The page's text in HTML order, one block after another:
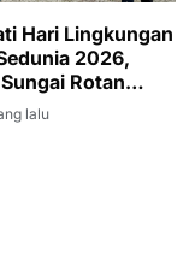
Hari Lingkungan
2026,
Rotan
Jumat Bersih
Kantor
lalu